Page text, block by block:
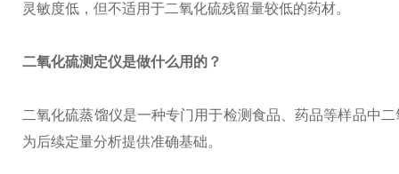
灵敏度低，但不适用于二氧化硫残留量较低的药材。
二氧化硫测定仪是做什么用的？
二氧化硫蒸馏仪是一种专门用于检测食品、药品等样品中
为后续定量分析提供准确基础。